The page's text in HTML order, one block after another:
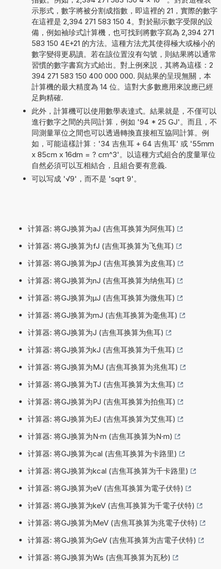
示形式，數字將被分割成指數，即這裡的 21，實際的數字
在這裡是 2,394 271 583 150 4。對於顯示數字受限的設
備，例如袖珍式計算機，也可找到將數字寫為 2,394 271
583 150 4E+21 的方法。這種方法尤其使得極大或極小的
數字變得更易讀。若在該位置沒有勾號，則結果將以通常
習慣的數字書寫方式給出。對上例來説，其將為這樣：2
394 271 583 150 400 000 000. 與結果的呈現無關，本
計算機的最大精度為 14 位。這對大多數應用來說應已經
足夠精確.
此外，計算機可以使用數學表達式。結果就是，不僅可以
進行數字之間的共同計算，例如 '94 * 25 GJ'。而且，不
同測量單位之間也可以透過轉換直接相互協同計算。例
如，可能這樣計算：'34 吉焦耳 + 64 吉焦耳' 或 '55mm
x 85cm x 16dm = ? cm^3'。以這種方式組合的度量單位
自然必須可以互相結合，且組合要有意義.
可以写成 '√9'，而不是 'sqrt 9'。
计算器: 将GJ换算为aJ (吉焦耳换算为阿焦耳)
计算器: 将GJ换算为fJ (吉焦耳换算为飞焦耳)
计算器: 将GJ换算为pJ (吉焦耳换算为皮焦耳)
计算器: 将GJ换算为nJ (吉焦耳换算为纳焦耳)
计算器: 将GJ换算为µJ (吉焦耳换算为微焦耳)
计算器: 将GJ换算为mJ (吉焦耳换算为毫焦耳)
计算器: 将GJ换算为J (吉焦耳换算为焦耳)
计算器: 将GJ换算为kJ (吉焦耳换算为千焦耳)
计算器: 将GJ换算为MJ (吉焦耳换算为兆焦耳)
计算器: 将GJ换算为TJ (吉焦耳换算为太焦耳)
计算器: 将GJ换算为PJ (吉焦耳换算为拍焦耳)
计算器: 将GJ换算为EJ (吉焦耳换算为艾焦耳)
计算器: 将GJ换算为N·m (吉焦耳换算为N·m)
计算器: 将GJ换算为cal (吉焦耳换算为卡路里)
计算器: 将GJ换算为kcal (吉焦耳换算为千卡路里)
计算器: 将GJ换算为eV (吉焦耳换算为電子伏特)
计算器: 将GJ换算为keV (吉焦耳换算为千電子伏特)
计算器: 将GJ换算为MeV (吉焦耳换算为兆電子伏特)
计算器: 将GJ换算为GeV (吉焦耳换算为吉電子伏特)
计算器: 将GJ换算为Ws (吉焦耳换算为瓦秒)